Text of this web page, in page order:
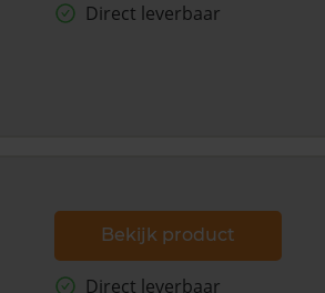
Direct leverbaar
Bekijk product
Direct leverbaar